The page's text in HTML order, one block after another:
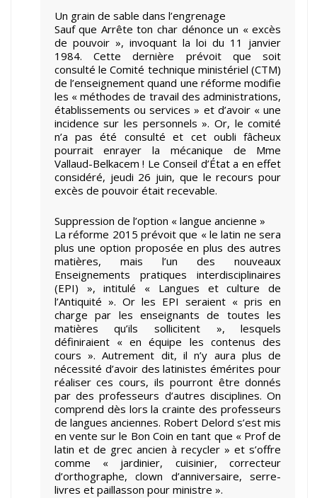
Un grain de sable dans l’engrenage
Sauf que Arrête ton char dénonce un « excès
de pouvoir », invoquant la loi du 11 janvier
1984. Cette dernière prévoit que soit
consulté le Comité technique ministériel (CTM)
de l’enseignement quand une réforme modifie
les « méthodes de travail des administrations,
établissements ou services » et d’avoir « une
incidence sur les personnels ». Or, le comité
n’a pas été consulté et cet oubli fâcheux
pourrait enrayer la mécanique de Mme
Vallaud-Belkacem ! Le Conseil d’État a en effet
considéré, jeudi 26 juin, que le recours pour
excès de pouvoir était recevable.
Suppression de l’option « langue ancienne »
La réforme 2015 prévoit que « le latin ne sera
plus une option proposée en plus des autres
matières, mais l’un des nouveaux
Enseignements pratiques interdisciplinaires
(EPI) », intitulé « Langues et culture de
l’Antiquité ». Or les EPI seraient « pris en
charge par les enseignants de toutes les
matières qu’ils sollicitent », lesquels
définiraient « en équipe les contenus des
cours ». Autrement dit, il n’y aura plus de
nécessité d’avoir des latinistes émérites pour
réaliser ces cours, ils pourront être donnés
par des professeurs d’autres disciplines. On
comprend dès lors la crainte des professeurs
de langues anciennes. Robert Delord s’est mis
en vente sur le Bon Coin en tant que « Prof de
latin et de grec ancien à recycler » et s’offre
comme « jardinier, cuisinier, correcteur
d’orthographe, clown d’anniversaire, serre-
livres et paillasson pour ministre ».